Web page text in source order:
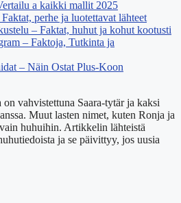
a kaikki mallit 2025
perhe ja luotettavat lähteet
– Faktat, huhut ja kohut kootusti
– Faktoja, Tutkinta ja
– Näin Ostat Plus-Koon
vahvistettuna Saara-tytär ja kaksi
Muut lasten nimet, kuten Ronja ja
huhuihin. Artikkelin lähteistä
ja se päivittyy, jos uusia